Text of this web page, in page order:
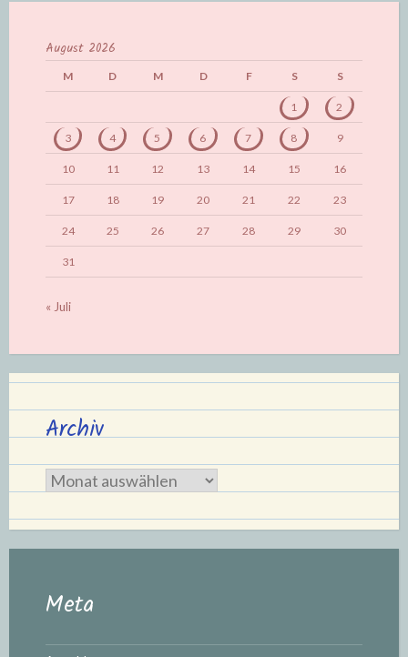
August 2026
M D M D F S S
1 2
3 4 5 6 7 8 9
10 11 12 13 14 15 16
17 18 19 20 21 22 23
24 25 26 27 28 29 30
31
« Juli
Archiv
Archiv
Meta